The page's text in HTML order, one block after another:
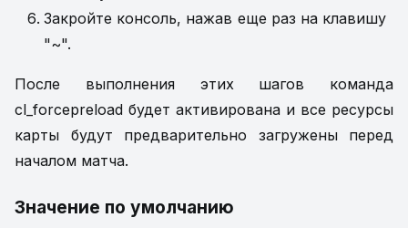
Закройте консоль, нажав еще раз на клавишу
"~".
После выполнения этих шагов команда
cl_forcepreload будет активирована и все ресурсы
карты будут предварительно загружены перед
началом матча.
Значение по умолчанию